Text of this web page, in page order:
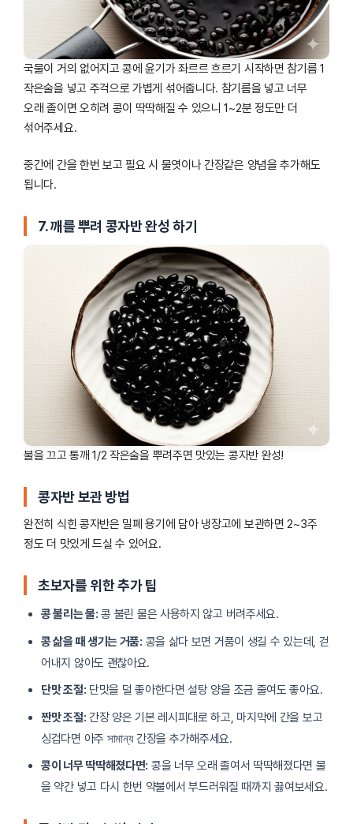
국물이 거의 없어지고 콩에 윤기가 좌르르 흐르기 시작하면 참기름 1
작은술을 넣고 주걱으로 가볍게 섞어줍니다. 참기름을 넣고 너무
오래 졸이면 오히려 콩이 딱딱해질 수 있으니 1~2분 정도만 더
섞어주세요.
중간에 간을 한번 보고 필요 시 물엿이나 간장같은 양념을 추가해도
됩니다.
7. 깨를 뿌려 콩자반 완성 하기
불을 끄고 통깨 1/2 작은술을 뿌려주면 맛있는 콩자반 완성!
콩자반 보관 방법
완전히 식힌 콩자반은 밀폐 용기에 담아 냉장고에 보관하면 2~3주
정도 더 맛있게 드실 수 있어요.
초보자를 위한 추가 팁
콩 불리는 물: 콩 불린 물은 사용하지 않고 버려주세요.
콩 삶을 때 생기는 거품: 콩을 삶다 보면 거품이 생길 수 있는데, 걷
어내지 않아도 괜찮아요.
단맛 조절: 단맛을 덜 좋아한다면 설탕 양을 조금 줄여도 좋아요.
짠맛 조절: 간장 양은 기본 레시피대로 하고, 마지막에 간을 보고
싱겁다면 아주 সামান্য 간장을 추가해주세요.
콩이 너무 딱딱해졌다면: 콩을 너무 오래 졸여서 딱딱해졌다면 물
을 약간 넣고 다시 한번 약불에서 부드러워질 때까지 끓여보세요.